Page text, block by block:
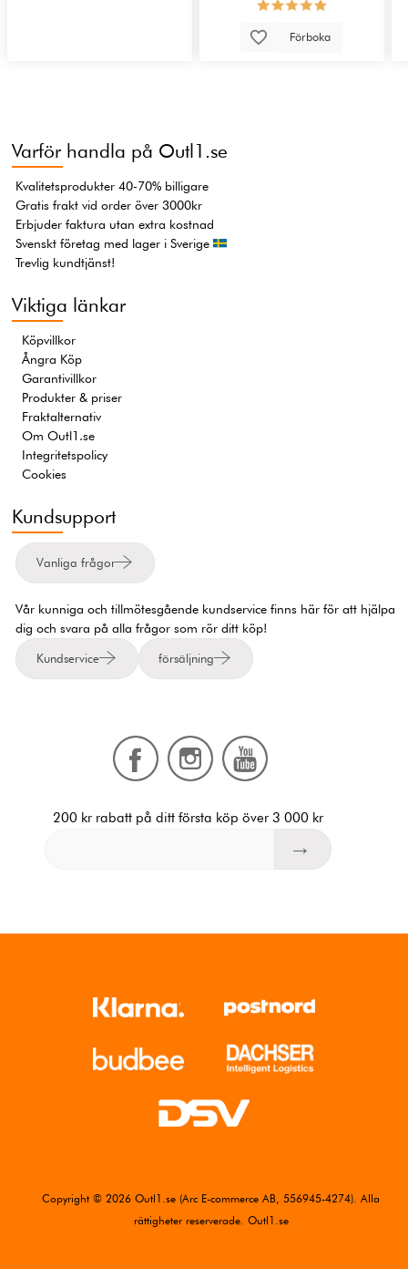
Förboka
Varför handla på Outl1.se
Kvalitetsprodukter 40-70% billigare
Gratis frakt vid order över 3000kr
Erbjuder faktura utan extra kostnad
Svenskt företag med lager i Sverige
Trevlig kundtjänst!
Viktiga länkar
Köpvillkor
Ångra Köp
Garantivillkor
Produkter & priser
Fraktalternativ
Om Outl1.se
Integritetspolicy
Cookies
Kundsupport
Vanliga frågor
Vår kunniga och tillmötesgående kundservice finns här för att hjälpa
dig och svara på alla frågor som rör ditt köp!
Kundservice försäljning
200 kr rabatt på ditt första köp över 3 000 kr
Copyright © 2026 Outl1.se (Arc E-commerce AB, 556945-4274). Alla
rättigheter reserverade. Outl1.se